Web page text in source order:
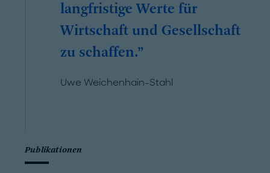
langfristige Werte für
Wirtschaft und Gesellschaft
zu schaffen.
Uwe Weichenhain-Stahl
Publikationen